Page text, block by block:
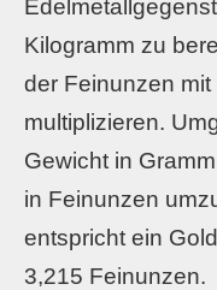
Kilogramm zu
der Feinunzen
multiplizieren.
Gewicht in
in Feinunzen
entspricht ein
3,215 Feinunzen.